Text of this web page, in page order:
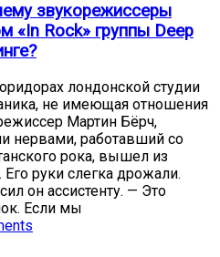
звукорежиссеры
«In Rock» группы Deep
лондонской студии
не имеющая отношения
Мартин Бёрч,
нервами, работавший со
рока, вышел из
Его руки слегка дрожали.
он ассистенту. — Это
Если мы